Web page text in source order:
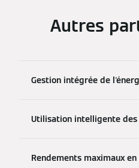
Autres
Gestion intégrée de
Utilisation intelligente des
Rendements maximaux